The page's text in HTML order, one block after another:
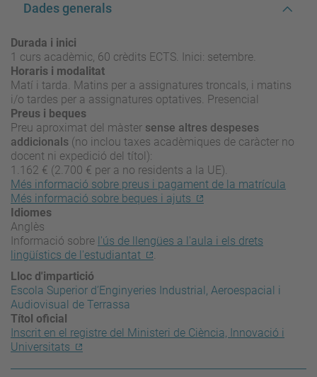
Dades generals
Durada i inici
1 curs acadèmic, 60 crèdits ECTS. Inici: setembre.
Horaris i modalitat
Matí i tarda. Matins per a assignatures troncals, i matins
i/o tardes per a assignatures optatives. Presencial
Preus i beques
Preu aproximat del màster sense altres despeses
addicionals (no inclou taxes acadèmiques de caràcter no
docent ni expedició del títol):
1.162 € (2.700 € per a no residents a la UE).
Més informació sobre preus i pagament de la matrícula
Més informació sobre beques i ajuts
Idiomes
Anglès
Informació sobre l'ús de llengües a l'aula i els drets
lingüístics de l'estudiantat
.
Lloc d'impartició
Escola Superior d’Enginyeries Industrial, Aeroespacial i
Audiovisual de Terrassa
Títol oficial
Inscrit en el registre del Ministeri de Ciència, Innovació i
Universitats